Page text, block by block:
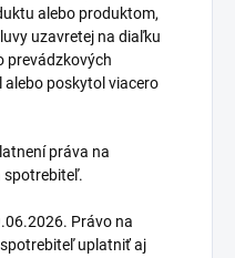
alebo produktom,
uzavretej na diaľku
prevádzkových
poskytol viacero
práva na
spotrebiteľ.
Právo na
uplatniť aj